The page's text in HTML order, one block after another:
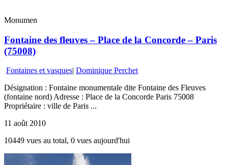
Monumen
Fontaine des fleuves – Place de la Concorde – Paris
(75008)
Fontaines et vasques| Dominique Perchet
Désignation : Fontaine monumentale dite Fontaine des Fleuves
(fontaine nord) Adresse : Place de la Concorde Paris 75008
Propriétaire : ville de Paris ...
11 août 2010
10449 vues au total, 0 vues aujourd'hui